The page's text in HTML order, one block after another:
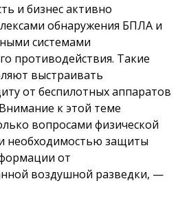
и бизнес активно
обнаружения БПЛА и
системами
противодействия. Такие
выстраивать
от беспилотных аппаратов
к этой теме
вопросами физической
необходимостью защиты
от
воздушной разведки, —